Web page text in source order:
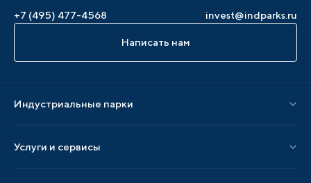
+7 (495) 477-4568
invest@indparks.ru
Написать нам
Индустриальные парки
Парки по регионам
Услуги и сервисы